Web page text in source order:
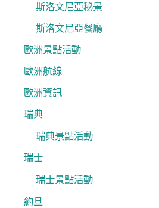
斯洛文尼亞秘景
斯洛文尼亞餐廳
歐洲景點活動
歐洲航線
歐洲資訊
瑞典
瑞典景點活動
瑞士
瑞士景點活動
約旦